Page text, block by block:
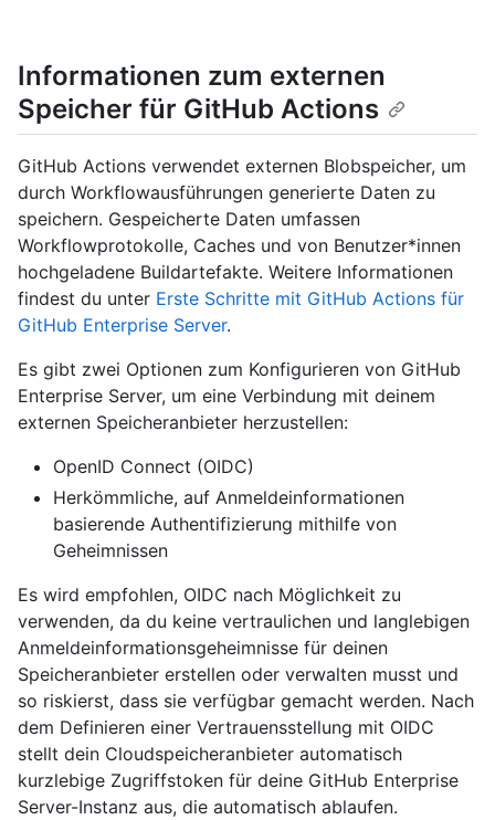
Informationen zum externen
Speicher für GitHub Actions
GitHub Actions verwendet externen Blobspeicher, um
durch Workflowausführungen generierte Daten zu
speichern. Gespeicherte Daten umfassen
Workflowprotokolle, Caches und von Benutzer*innen
hochgeladene Buildartefakte. Weitere Informationen
findest du unter Erste Schritte mit GitHub Actions für
GitHub Enterprise Server.
Es gibt zwei Optionen zum Konfigurieren von GitHub
Enterprise Server, um eine Verbindung mit deinem
externen Speicheranbieter herzustellen:
OpenID Connect (OIDC)
Herkömmliche, auf Anmeldeinformationen
basierende Authentifizierung mithilfe von
Geheimnissen
Es wird empfohlen, OIDC nach Möglichkeit zu
verwenden, da du keine vertraulichen und langlebigen
Anmeldeinformationsgeheimnisse für deinen
Speicheranbieter erstellen oder verwalten musst und
so riskierst, dass sie verfügbar gemacht werden. Nach
dem Definieren einer Vertrauensstellung mit OIDC
stellt dein Cloudspeicheranbieter automatisch
kurzlebige Zugriffstoken für deine GitHub Enterprise
Server-Instanz aus, die automatisch ablaufen.